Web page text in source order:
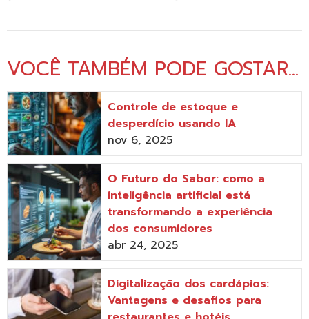
VOCÊ TAMBÉM PODE GOSTAR...
Controle de estoque e
desperdício usando IA
nov 6, 2025
O Futuro do Sabor: como a
inteligência artificial está
transformando a experiência
dos consumidores
abr 24, 2025
Digitalização dos cardápios:
Vantagens e desafios para